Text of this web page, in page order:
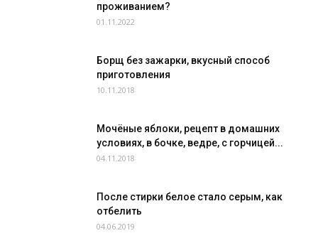
проживанием?
01.11.2022
Борщ без зажарки, вкусный способ
приготовления
10.11.2018
Мочёные яблоки, рецепт в домашних
условиях, в бочке, ведре, с горчицей...
04.11.2018
После стирки белое стало серым, как
отбелить
04.06.2019